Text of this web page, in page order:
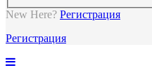
New Here? Регистрация
Регистрация